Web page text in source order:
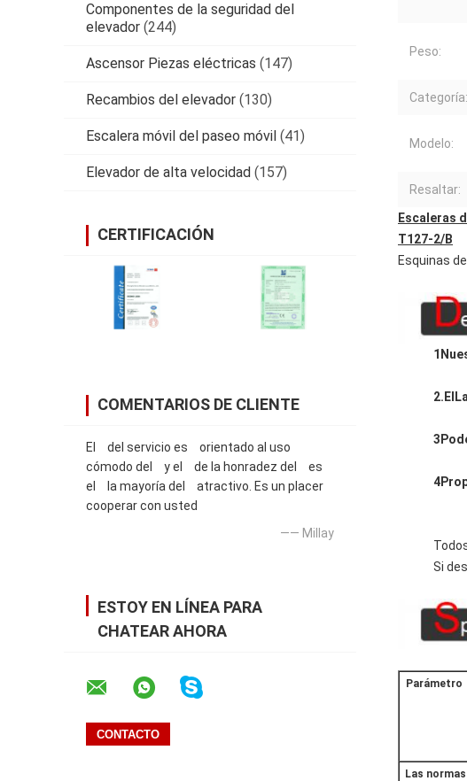
Componentes de la seguridad del
elevador (244)
Ascensor Piezas eléctricas (147)
Recambios del elevador (130)
Escalera móvil del paseo móvil (41)
Elevador de alta velocidad (157)
CERTIFICACIÓN
COMENTARIOS DE CLIENTE
El del servicio es orientado al uso
cómodo del y el de la honradez del es
el la mayoría del atractivo. Es un placer
cooperar con usted
—— Millay
ESTOY EN LÍNEA PARA
CHATEAR AHORA
Peso:
Categoría:
Modelo:
Resaltar:
Escaleras
T127-2/B
Esquinas
2. El
Si
Parámetro
Las normas